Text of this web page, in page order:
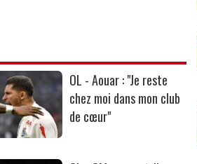
OL - Aouar : "Je reste
chez moi dans mon club
de cœur"